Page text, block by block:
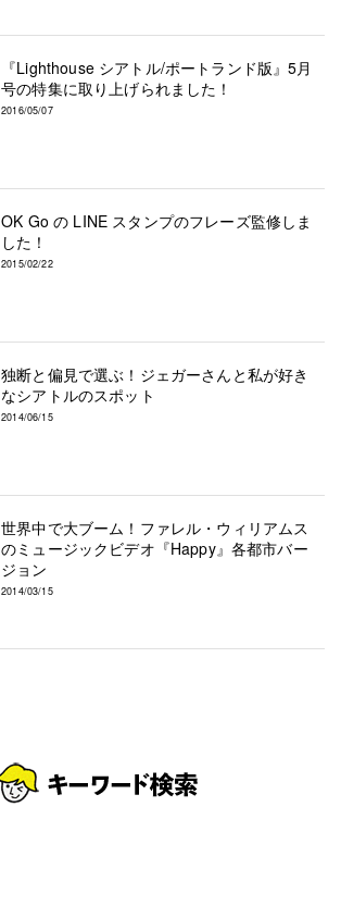
『Lighthouse シアトル/ポートランド版』5月
号の特集に取り上げられました！
2016/05/07
OK Go の LINE スタンプのフレーズ監修しま
した！
2015/02/22
独断と偏見で選ぶ！ジェガーさんと私が好き
なシアトルのスポット
2014/06/15
世界中で大ブーム！ファレル・ウィリアムス
のミュージックビデオ『Happy』各都市バー
ジョン
2014/03/15